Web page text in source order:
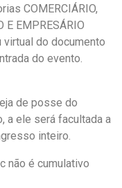
COMERCIÁRIO,
E EMPRESÁRIO
virtual do documento
do evento.
de posse do
a ele será facultada a
inteiro.
não é cumulativo